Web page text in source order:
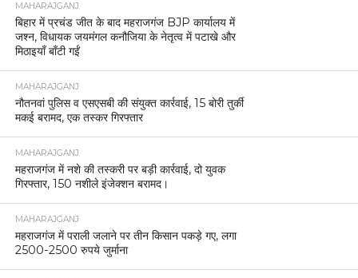
MAHARAJGANJ
बिहार में प्रचंड जीत के बाद महराजगंज BJP कार्यालय में
जश्न, विधायक जयमंगल कनौजिया के नेतृत्व में पटाखे और
मिठाइयाँ बाँटी गईं
MAHARAJGANJ
नौतनवां पुलिस व एसएसबी की संयुक्त कार्रवाई, 15 बोरी तुर्की
मकई बरामद, एक तस्कर गिरफ्तार
MAHARAJGANJ
महराजगंज में नशे की तस्करी पर बड़ी कार्रवाई, दो युवक
गिरफ्तार, 150 नशीले इंजेक्शन बरामद।
MAHARAJGANJ
महराजगंज में पराली जलाने पर तीन किसान पकड़े गए, लगा
2500-2500 रुपये जुर्माना